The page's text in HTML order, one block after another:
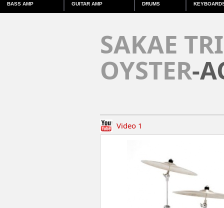
BASS AMP GUITAR AMP DRUMS
SAKAE
OYSTER-
Video 1